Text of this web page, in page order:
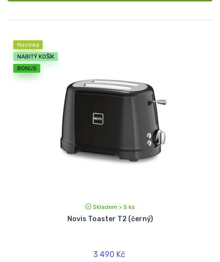
Novinka
NABITÝ KOŠÍK
BONUS
Skladem > 5 ks
Novis Toaster T2 (černý)
3 490 Kč